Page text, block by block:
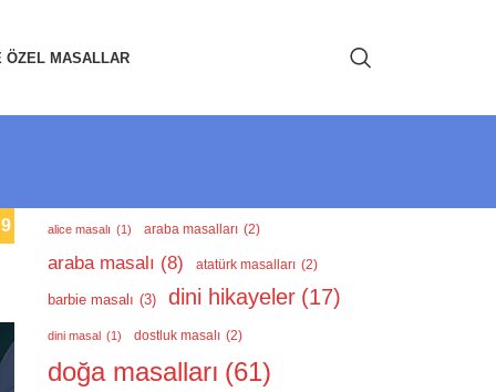
ÖZEL MASALLAR
9
alice masalı (1) araba masalları (2)
araba masalı (8) atatürk masalları (2)
barbie masalı (3) dini hikayeler (17)
dini masal (1) dostluk masalı (2)
doğa masalları (61)